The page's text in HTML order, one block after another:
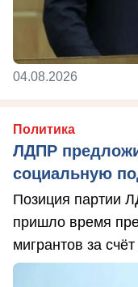
04.08.2026
Политика
ЛДПР
социальную
Позиция партии
пришло время
мигрантов за